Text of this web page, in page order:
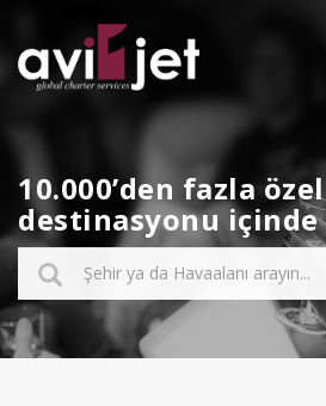
10.000’den fazla
destinasyonu içinde